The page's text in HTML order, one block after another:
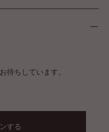
待ちしています。
する